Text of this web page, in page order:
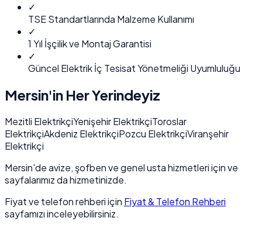
✓
TSE Standartlarında Malzeme Kullanımı
✓
1 Yıl İşçilik ve Montaj Garantisi
✓
Güncel Elektrik İç Tesisat Yönetmeliği Uyumluluğu
Mersin'in Her Yerindeyiz
Mezitli ElektrikçiYenişehir ElektrikçiToroslar
ElektrikçiAkdeniz ElektrikçiPozcu ElektrikçiViranşehir
Elektrikçi
Mersin'de avize, şofben ve genel usta hizmetleri için ve
sayfalarımız da hizmetinizde.
Fiyat ve telefon rehberi için Fiyat & Telefon Rehberi
sayfamızı inceleyebilirsiniz.